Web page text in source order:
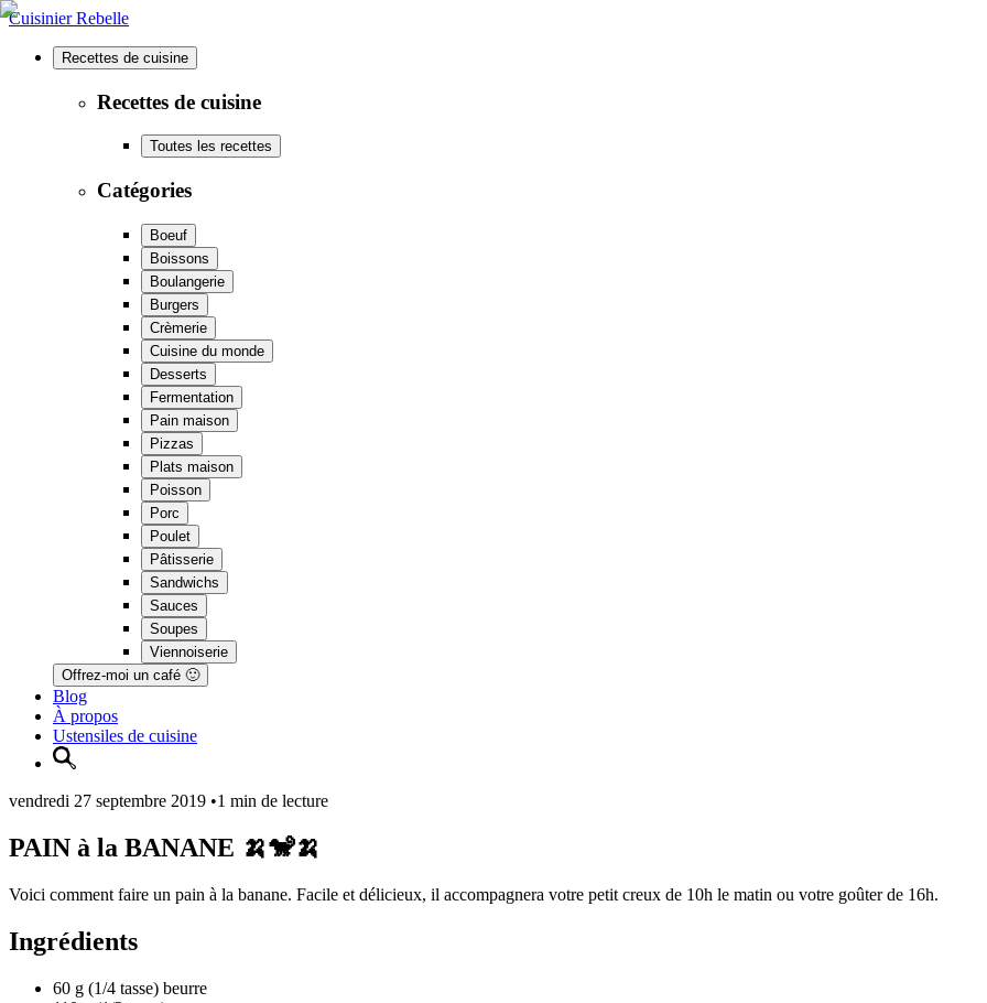
Cuisinier Rebelle
Recettes de cuisine
Recettes de cuisine
Toutes les recettes
Catégories
Boeuf
Boissons
Boulangerie
Burgers
Crèmerie
Cuisine du monde
Desserts
Fermentation
Pain maison
Pizzas
Plats maison
Poisson
Porc
Poulet
Pâtisserie
Sandwichs
Sauces
Soupes
Viennoiserie
Offrez-moi un café 🙂
Blog
À propos
Ustensiles de cuisine
vendredi 27 septembre 2019 •1 min de lecture
PAIN à la BANANE 🍌🐒🍌
Voici comment faire un pain à la banane. Facile et délicieux, il accompagnera votre petit creux de 10h le matin ou votre goûter de 16h.
Ingrédients
60 g (1/4 tasse) beurre